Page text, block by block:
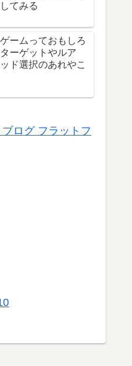
てみる
ームっておもしろ
ーゲットやルア
ド選択のあれやこ